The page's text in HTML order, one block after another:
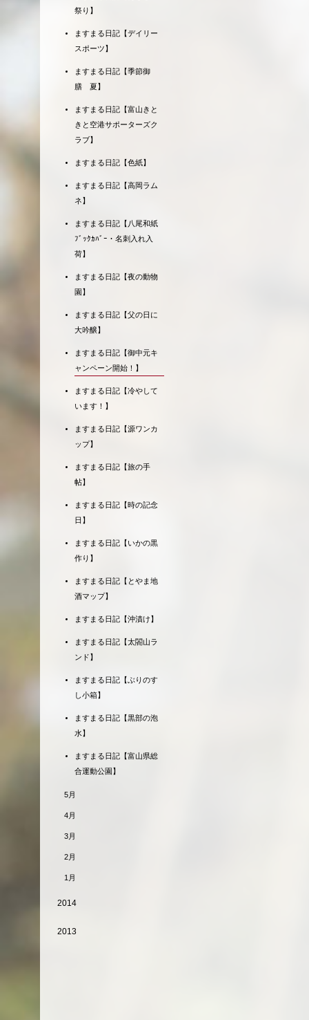
祭り】
ますまる日記【デイリー
スポーツ】
ますまる日記【季節御
膳 夏】
ますまる日記【富山きと
きと空港サポーターズク
ラブ】
ますまる日記【色紙】
ますまる日記【高岡ラム
ネ】
ますまる日記【八尾和紙
ﾌﾞｯｸｶﾊﾞｰ・名刺入れ入
荷】
ますまる日記【夜の動物
園】
ますまる日記【父の日に
大吟醸】
ますまる日記【御中元キ
ャンペーン開始！】
ますまる日記【冷やして
います！】
ますまる日記【源ワンカ
ップ】
ますまる日記【旅の手
帖】
ますまる日記【時の記念
日】
ますまる日記【いかの黒
作り】
ますまる日記【とやま地
酒マップ】
ますまる日記【沖漬け】
ますまる日記【太閤山ラ
ンド】
ますまる日記【ぶりのす
し小箱】
ますまる日記【黒部の泡
水】
ますまる日記【富山県総
合運動公園】
5月
4月
3月
2月
1月
2014
2013